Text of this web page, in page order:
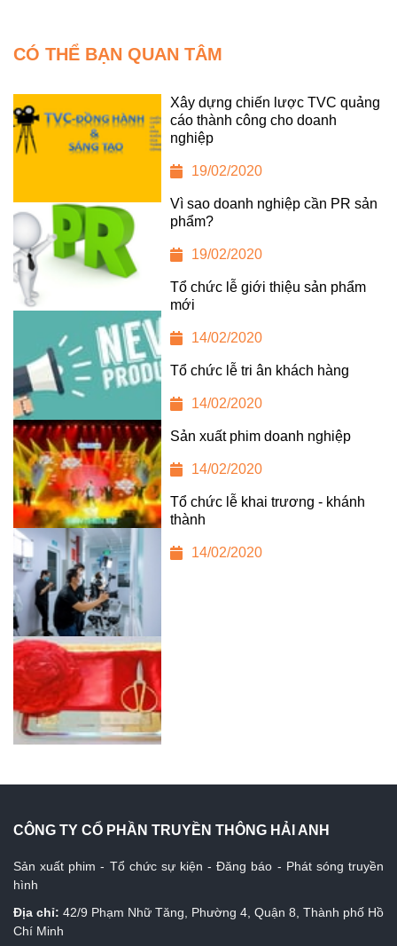
CÓ THỂ BẠN QUAN TÂM
Xây dựng chiến lược TVC quảng
cáo thành công cho doanh
nghiệp
19/02/2020
Vì sao doanh nghiệp cần PR sản
phẩm?
19/02/2020
Tổ chức lễ giới thiệu sản phẩm
mới
14/02/2020
Tổ chức lễ tri ân khách hàng
14/02/2020
Sản xuất phim doanh nghiệp
14/02/2020
Tổ chức lễ khai trương - khánh
thành
14/02/2020
CÔNG TY CỔ PHẦN TRUYỀN THÔNG HẢI ANH
Sản xuất phim - Tổ chức sự kiện - Đăng báo - Phát sóng truyền
hình
Địa chỉ: 42/9 Phạm Nhữ Tăng, Phường 4, Quận 8, Thành phố Hồ
Chí Minh